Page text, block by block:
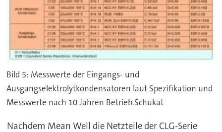
Bild 5: Messwerte der Eingangs- und
Ausgangselektrolytkondensatoren laut Spezifikation und
Messwerte nach 10 Jahren Betrieb.Schukat
Nachdem Mean Well die Netzteile der CLG-Serie